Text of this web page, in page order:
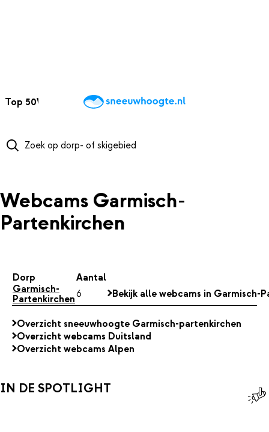
Top 50Webcams WintersportweerKaarten
Webcams Garmisch-
Partenkirchen
Dorp
Aantal
Garmisch-
Partenkirchen6 Bekijk alle webcams in Garmisch-
Overzicht sneeuwhoogte Garmisch-partenkirchen
Overzicht webcams Duitsland
Overzicht webcams Alpen
IN DE SPOTLIGHT